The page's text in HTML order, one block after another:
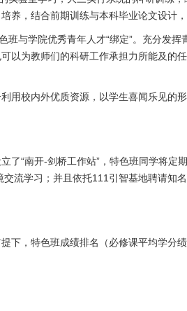
养，结合前期训练与本科毕业论文设计
班与学院优秀青年人才“绑定”。充分发挥
以为教师们的科研工作承担力所能及的
用校内外优质资源，以学生喜闻乐见的
了“南开-剑桥工作站” ，特色班同学将定
交流学习；并且依托111 引智基地聘请知
下，特色班成绩排名（必修课平均学分